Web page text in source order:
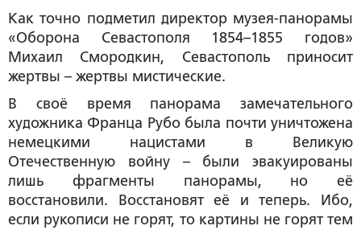
Как точно подметил директор музея-панорамы
«Оборона Севастополя 1854–1855 годов»
Михаил Смородкин, Севастополь приносит
жертвы – жертвы мистические.
В своё время панорама замечательного
художника Франца Рубо была почти уничтожена
немецкими нацистами в Великую
Отечественную войну – были эвакуированы
лишь фрагменты панорамы, но её
восстановили. Восстановят её и теперь. Ибо,
если рукописи не горят, то картины не горят тем